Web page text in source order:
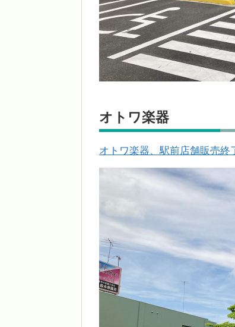
オトワ楽器
オトワ楽器、駅前店舗販売終